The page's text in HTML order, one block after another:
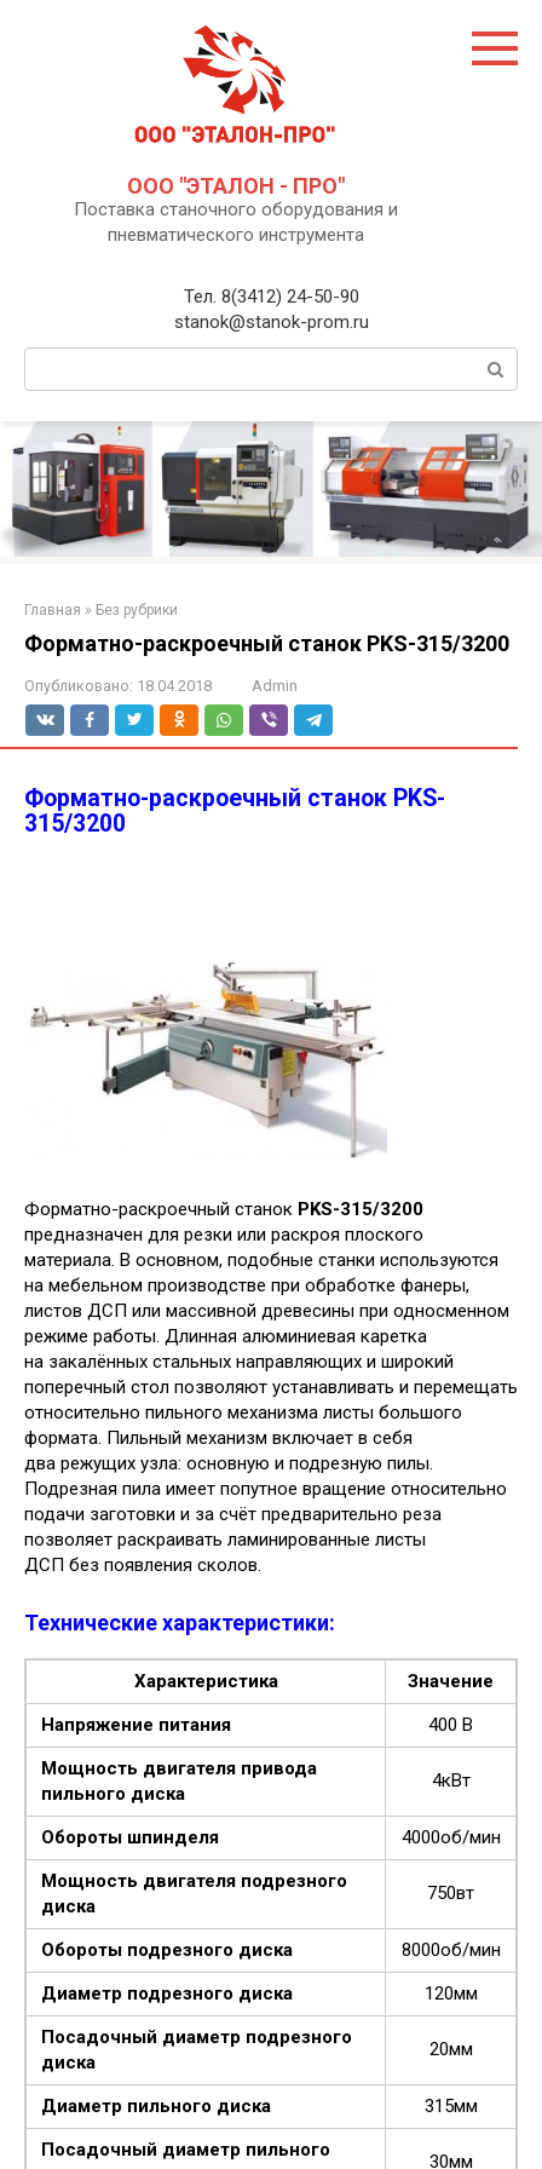
ООО "ЭТАЛОН - ПРО"
Поставка станочного оборудования и
пневматического инструмента
Тел. 8(3412) 24-50-90
stanok@stanok-prom.ru
Главная » Без рубрики
Форматно-раскроечный станок PKS-315/3200
Опубликовано: 18.04.2018 Admin
Форматно-раскроечный станок PKS-
315/3200
Форматно-раскроечный станок PKS-315/3200
предназначен для резки или раскроя плоского
материала. В основном, подобные станки используются
на мебельном производстве при обработке фанеры,
листов ДСП или массивной древесины при односменном
режиме работы. Длинная алюминиевая каретка
на закалённых стальных направляющих и широкий
поперечный стол позволяют устанавливать и перемещать
относительно пильного механизма листы большого
формата. Пильный механизм включает в себя
два режущих узла: основную и подрезную пилы.
Подрезная пила имеет попутное вращение относительно
подачи заготовки и за счёт предварительно реза
позволяет раскраивать ламинированные листы
ДСП без появления сколов.
Технические характеристики:
Характеристика
Значение
Напряжение питания
400 В
Мощность двигателя привода
пильного диска
4кВт
Обороты шпинделя
4000об/мин
Мощность двигателя подрезного
диска
750вт
Обороты подрезного диска
8000об/мин
Диаметр подрезного диска
120мм
Посадочный диаметр подрезного
диска
20мм
Диаметр пильного диска
315мм
Посадочный диаметр пильного
30мм